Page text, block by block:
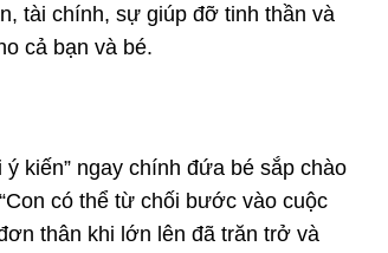
tài chính, sự giúp đỡ tinh thần và
cả bạn và bé.
kiến” ngay chính đứa bé sắp chào
có thể từ chối bước vào cuộc
thân khi lớn lên đã trăn trở và